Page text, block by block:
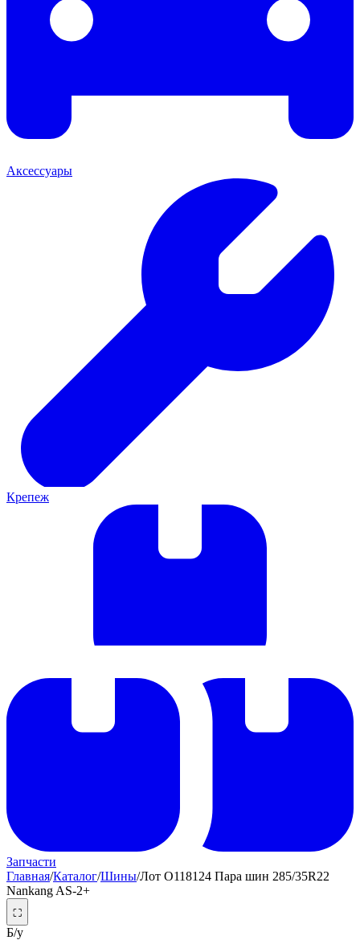
Аксессуары
Крепеж
Запчасти
Главная/Каталог/Шины/Лот O118124 Пара шин 285/35R22
Nankang AS-2+
⛶
Б/у